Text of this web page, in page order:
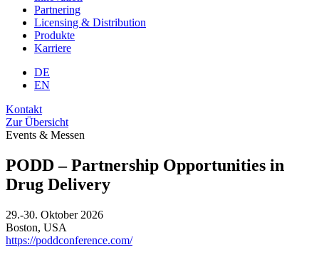
Partnering
Licensing & Distribution
Produkte
Karriere
DE
EN
Kontakt
Zur Übersicht
Events & Messen
PODD – Partnership Opportunities in
Drug Delivery
29.-30. Oktober 2026
Boston, USA
https://poddconference.com/